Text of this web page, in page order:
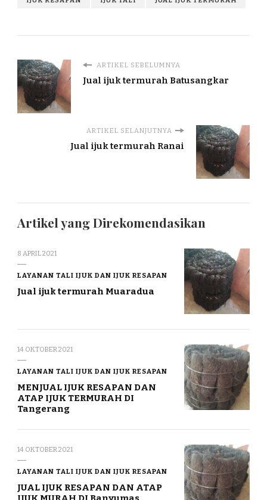
ARTIKEL SEBELUMNYA
Jual ijuk termurah Batusangkar
ARTIKEL SELANJUTNYA
Jual ijuk termurah Ranai
Artikel yang Direkomendasikan
8 APRIL 2021
LAYANAN TALI IJUK DAN IJUK RESAPAN
Jual ijuk termurah Muaradua
14 OKTOBER 2021
LAYANAN TALI IJUK DAN IJUK RESAPAN
MENJUAL IJUK RESAPAN DAN
ATAP IJUK TERMURAH DI
Tangerang
14 OKTOBER 2021
LAYANAN TALI IJUK DAN IJUK RESAPAN
JUAL IJUK RESAPAN DAN ATAP